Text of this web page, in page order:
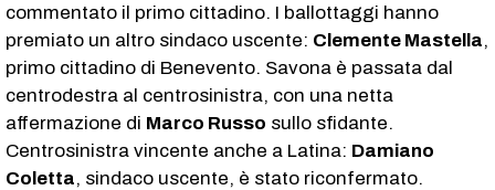
commentato il primo cittadino. I ballottaggi hanno
premiato un altro sindaco uscente: Clemente Mastella,
primo cittadino di Benevento. Savona è passata dal
centrodestra al centrosinistra, con una netta
affermazione di Marco Russo sullo sfidante.
Centrosinistra vincente anche a Latina: Damiano
Coletta, sindaco uscente, è stato riconfermato.